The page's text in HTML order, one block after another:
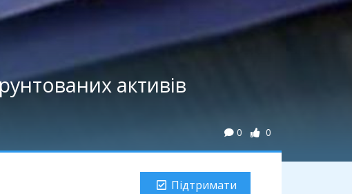
активів
0 0
Підтримати